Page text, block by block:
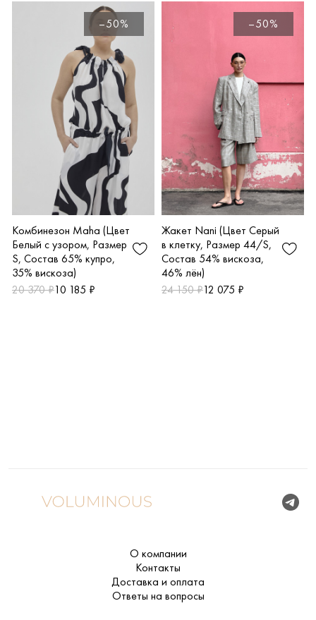
–50%
Комбинезон Maha (Цвет
Белый с узором, Размер
S, Состав 65% купро,
35% вискоза)
20 370 ₽10 185 ₽
–50%
Жакет Nani (Цвет Серый
в клетку, Размер 44/S,
Состав 54% вискоза,
46% лён)
24 150 ₽12 075 ₽
О компании
Контакты
Доставка и оплата
Ответы на вопросы